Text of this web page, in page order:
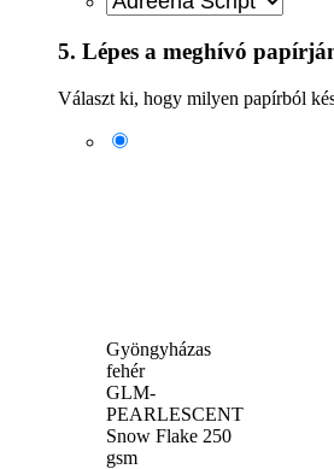
5. Lépes a meghívó
Választ ki, hogy milyen papírból
Gyöngyházas
fehér
GLM-
PEARLESCENT
Snow Flake 250
gsm